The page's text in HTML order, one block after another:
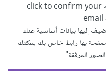
اضغط على المربع المكتوب عليه click to confirm your
إليها بيانات أساسية عنك
صفحة بها رابط خاص بك يمكنك
المرفقة"